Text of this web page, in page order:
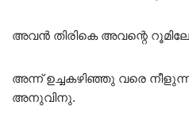
അവൻ തിരികെ അവന്റെ
അന്ന് ഉച്ചകഴിഞ്ഞു വരെ
അനുവിനു.